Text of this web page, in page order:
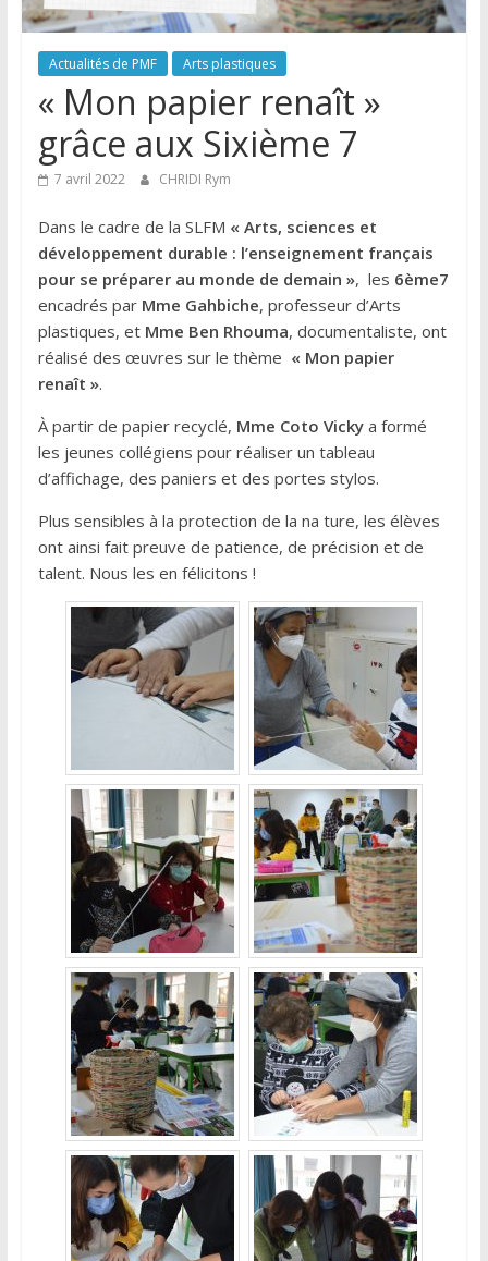
Actualités de PMF Arts plastiques
« Mon papier renaît »
grâce aux Sixième 7
7 avril 2022 CHRIDI Rym
Dans le cadre de la SLFM « Arts, sciences et
développement durable : l’enseignement français
pour se préparer au monde de demain », les 6ème7
encadrés par Mme Gahbiche, professeur d’Arts
plastiques, et Mme Ben Rhouma, documentaliste, ont
réalisé des œuvres sur le thème « Mon papier
renaît ».
À partir de papier recyclé, Mme Coto Vickya formé
les jeunes collégiens pour réaliser un tableau
d’affichage, des paniers et des portes stylos.
Plus sensibles à la protection de la na ture, les élèves
ont ainsi fait preuve de patience, de précision et de
talent. Nous les en félicitons !